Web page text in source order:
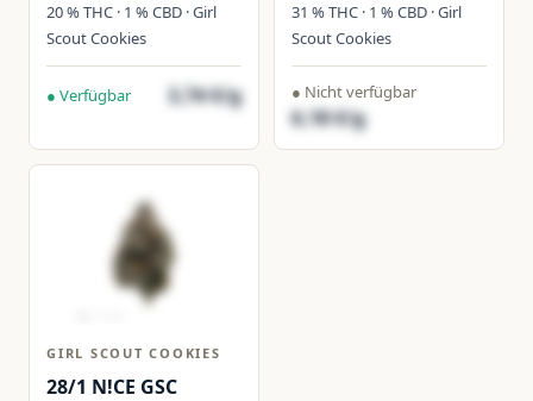
20 % THC · 1 % CBD · Girl
Scout Cookies
● Verfügbar 3,74 €/g
31 % THC · 1 % CBD · Girl
Scout Cookies
● Nicht verfügbar
6,18 €/g
GIRL SCOUT COOKIES
28/1 N!CE GSC